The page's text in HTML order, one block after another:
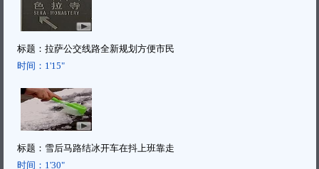
标题： 拉萨公交线路全新规划方便市民
时间： 1'15"
标题： 雪后马路结冰开车在抖上班靠走
时间： 1'30"